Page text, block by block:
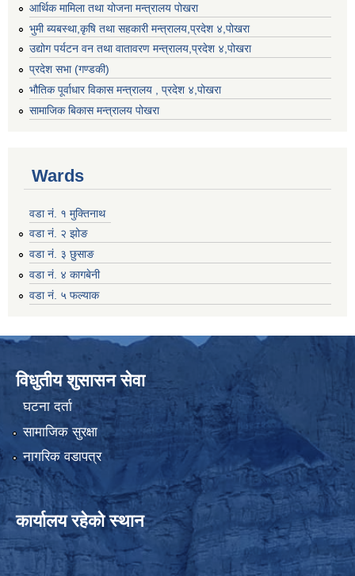
आर्थिक मामिला तथा योजना मन्त्रालय पोखरा
भुमी ब्यबस्था,कृषि तथा सहकारी मन्त्रालय,प्रदेश ४,पोखरा
उद्योग पर्यटन वन तथा वातावरण मन्त्रालय,प्रदेश ४,पोखरा
प्रदेश सभा (गण्डकी)
भौतिक पूर्वाधार विकास मन्त्रालय , प्रदेश ४,पोखरा
सामाजिक बिकास मन्त्रालय पोखरा
Wards
वडा नं. १ मुक्तिनाथ
वडा नं. २ झोङ
वडा नं. ३ छुसाङ
वडा नं. ४ कागबेनी
वडा नं. ५ फल्याक
विधुतीय शुसासन सेवा
घटना दर्ता
सामाजिक सुरक्षा
नागरिक वडापत्र
कार्यालय रहेको स्थान